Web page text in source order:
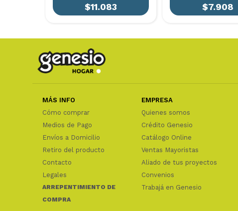
$11.083 $7.908
MÁS INFO
Cómo comprar
Medios de Pago
Envíos a Domicilio
Retiro del producto
Contacto
Legales
ARREPENTIMIENTO DE
COMPRA
EMPRESA
Quienes somos
Crédito Genesio
Catálogo Online
Ventas Mayoristas
Aliado de tus proyectos
Convenios
Trabajá en Genesio